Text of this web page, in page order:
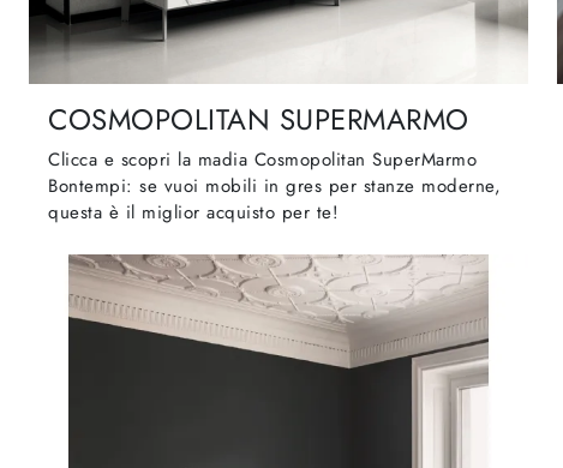
COSMOPOLITAN SUPERMARMO
Clicca e scopri la madia Cosmopolitan SuperMarmo
Bontempi: se vuoi mobili in gres per stanze moderne,
questa è il miglior acquisto per te!